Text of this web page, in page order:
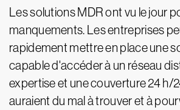
Les solutions MDR ont vu le jour
manquements. Les entreprises
rapidement mettre en place une
capable d'accéder à un réseau
expertise et une couverture 24 h/
auraient du mal à trouver et à